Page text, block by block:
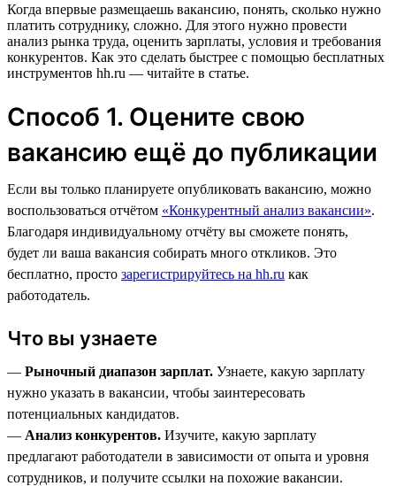
Когда впервые размещаешь вакансию, понять, сколько нужно
платить сотруднику, сложно. Для этого нужно провести
анализ рынка труда, оценить зарплаты, условия и требования
конкурентов. Как это сделать быстрее с помощью бесплатных
инструментов hh.ru — читайте в статье.
Способ 1. Оцените свою
вакансию ещё до публикации
Если вы только планируете опубликовать вакансию, можно
воспользоваться отчётом «Конкурентный анализ вакансии».
Благодаря индивидуальному отчёту вы сможете понять,
будет ли ваша вакансия собирать много откликов. Это
бесплатно, просто зарегистрируйтесь на hh.ru как
работодатель.
Что вы узнаете
— Рыночный диапазон зарплат. Узнаете, какую зарплату
нужно указать в вакансии, чтобы заинтересовать
потенциальных кандидатов.
— Анализ конкурентов. Изучите, какую зарплату
предлагают работодатели в зависимости от опыта и уровня
сотрудников, и получите ссылки на похожие вакансии.